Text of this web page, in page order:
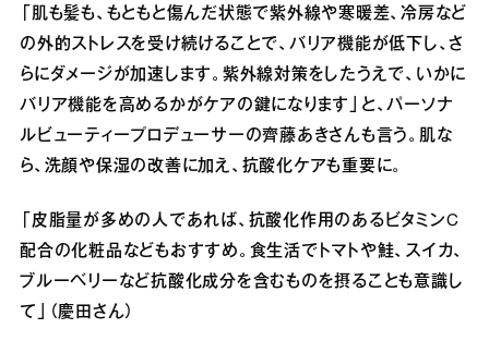
「肌も髪も、もともと傷んだ状態で紫外線や寒暖差、冷房など
の外的ストレスを受け続けることで、バリア機能が低下し、さ
らにダメージが加速します。紫外線対策をしたうえで、いかに
バリア機能を高めるかがケアの鍵になります」と、パーソナ
ルビューティープロデューサーの齊藤あきさんも言う。肌な
ら、洗顔や保湿の改善に加え、抗酸化ケアも重要に。
「皮脂量が多めの人であれば、抗酸化作用のあるビタミンC
配合の化粧品などもおすすめ。食生活でトマトや鮭、スイカ、
ブルーベリーなど抗酸化成分を含むものを摂ることも意識し
て」（慶田さん）